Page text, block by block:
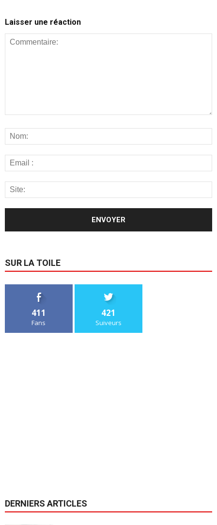
Laisser une réaction
SUR LA TOILE
411
Fans
421
Suiveurs
DERNIERS ARTICLES